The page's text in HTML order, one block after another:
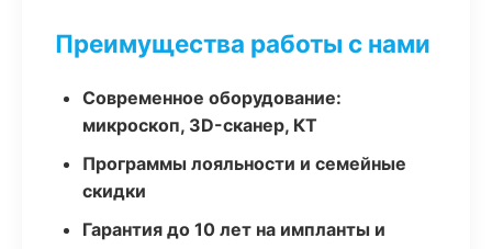
Преимущества работы с нами
Современное оборудование:
микроскоп, 3D-сканер, КТ
Программы лояльности и семейные
скидки
Гарантия до 10 лет на импланты и